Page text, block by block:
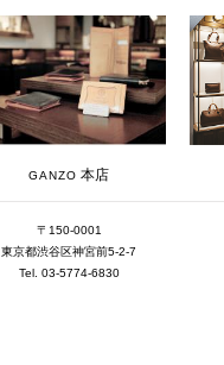
GANZO 本店
〒150-0001
東京都渋谷区神宮前5-2-7
Tel. 03-5774-6830